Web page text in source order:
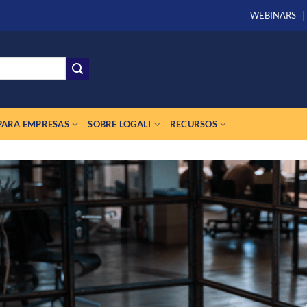
WEBINARS
EMPRESAS SOBRE LOGALI RECURSOS